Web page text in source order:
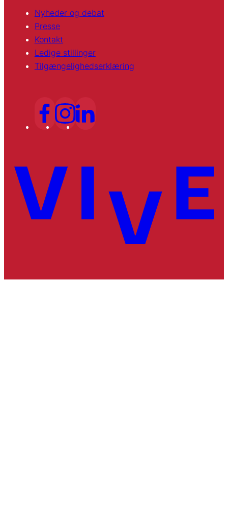
Nyheder og debat
Presse
Kontakt
Ledige stillinger
Tilgængelighedserklæring